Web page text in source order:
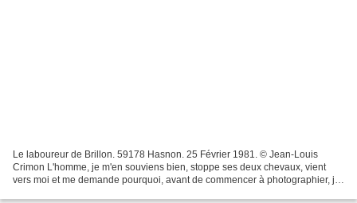
Le laboureur de Brillon. 59178 Hasnon. 25 Février 1981. © Jean-Louis
Crimon L'homme, je m'en souviens bien, stoppe ses deux chevaux, vient
vers moi et me demande pourquoi, avant de commencer à photographier, je